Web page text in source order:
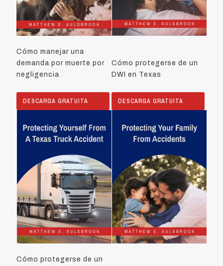
Cómo manejar una
demanda por muerte por
negligencia
DESCARGA GRATUITA
Cómo protegerse de un
DWI en Texas
DESCARGA GRATUITA
Cómo protegerse de un